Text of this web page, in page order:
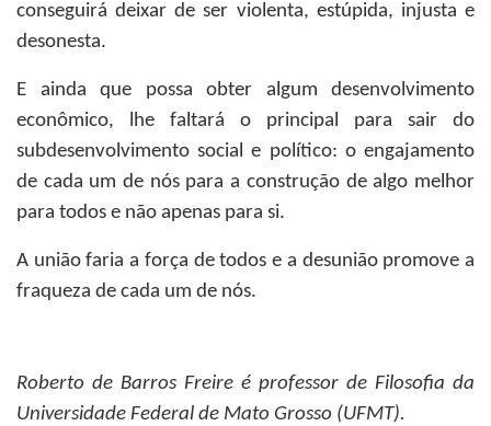
conseguirá deixar de ser violenta, estúpida, injusta e
desonesta.
E ainda que possa obter algum desenvolvimento
econômico, lhe faltará o principal para sair do
subdesenvolvimento social e político: o engajamento
de cada um de nós para a construção de algo melhor
para todos e não apenas para si.
A união faria a força de todos e a desunião promove a
fraqueza de cada um de nós.
Roberto de Barros Freire é professor de Filosofia da
Universidade Federal de Mato Grosso (UFMT).